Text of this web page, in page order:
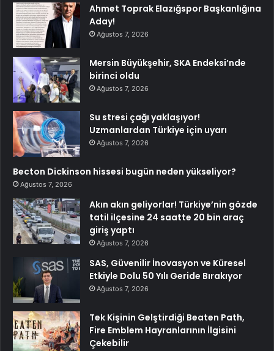
Ahmet Toprak Elazığspor Başkanlığına
Aday!
Ağustos 7, 2026
Mersin Büyükşehir, SKA Endeksi’nde
birinci oldu
Ağustos 7, 2026
Su stresi çağı yaklaşıyor!
Uzmanlardan Türkiye için uyarı
Ağustos 7, 2026
Becton Dickinson hissesi bugün neden yükseliyor?
Ağustos 7, 2026
Akın akın geliyorlar! Türkiye’nin gözde
tatil ilçesine 24 saatte 20 bin araç
giriş yaptı
Ağustos 7, 2026
SAS, Güvenilir İnovasyon ve Küresel
Etkiyle Dolu 50 Yılı Geride Bırakıyor
Ağustos 7, 2026
Tek Kişinin Gelştirdiği Beaten Path,
Fire Emblem Hayranlarının İlgisini
Çekebilir